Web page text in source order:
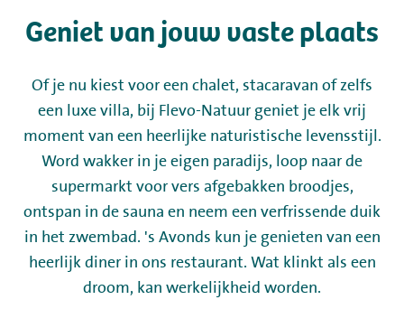
Kamperen
Huren
Wellness
+31 (0) 36 - 522 8880
Geniet van jouw vaste plaats
Of je nu kiest voor een chalet, stacaravan of zelfs
een luxe villa, bij Flevo-Natuur geniet je elk vrij
moment van een heerlijke naturistische levensstijl.
Word wakker in je eigen paradijs, loop naar de
supermarkt voor vers afgebakken broodjes,
ontspan in de sauna en neem een verfrissende duik
in het zwembad. 's Avonds kun je genieten van een
heerlijk diner in ons restaurant. Wat klinkt als een
droom, kan werkelijkheid worden.